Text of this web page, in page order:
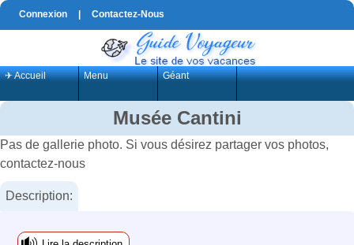
Connexion Contactez-Nous
✈ Accueil Menu Géant
Musée Cantini
Pas de gallerie photo. Si vous désirez partager vos photos,
contactez-nous
Description: